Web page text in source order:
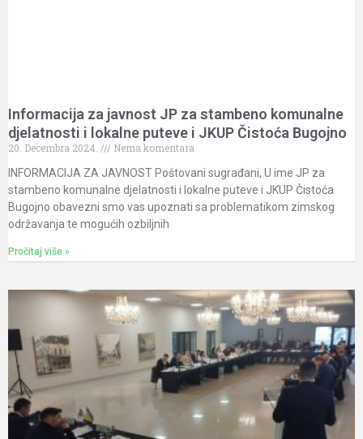
Informacija za javnost JP za stambeno komunalne
djelatnosti i lokalne puteve i JKUP Čistoća Bugojno
20. Decembra 2024.
Nema komentara
INFORMACIJA ZA JAVNOST Poštovani sugrađani, U ime JP za
stambeno komunalne djelatnosti i lokalne puteve i JKUP Čistoća
Bugojno obavezni smo vas upoznati sa problematikom zimskog
održavanja te mogućih ozbiljnih
Pročitaj više »